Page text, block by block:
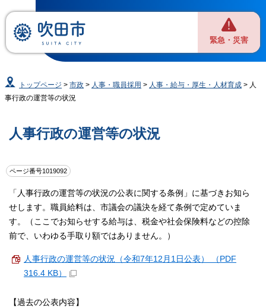
緊急・災害
トップページ >市政 > 人事・職員採用 > 人事・給与・厚生・人材育成 > 人
事行政の運営等の状況
人事行政の運営等の状況
ページ番号1019092
「人事行政の運営等の状況の公表に関する条例」に基づきお知ら
せします。職員給料は、市議会の議決を経て条例で定めていま
す。（ここでお知らせする給与は、税金や社会保険料などの控除
前で、いわゆる手取り額ではありません。）
人事行政の運営等の状況（令和7年12月1日公表） （PDF
316.4 KB）
【過去の公表内容】